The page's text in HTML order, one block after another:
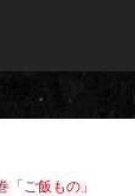
ご飯もの」